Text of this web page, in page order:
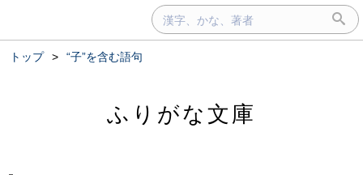
トップ > “子”を含む語句
ふりがな文庫